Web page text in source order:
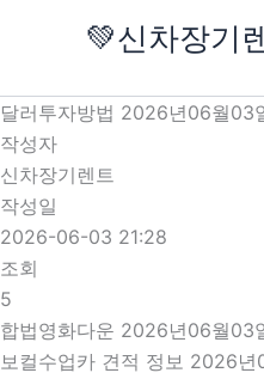
로
건
너
뛰
기
💚신차장기
달러투자방법 2026년06월03
작성자
신차장기렌트
작성일
2026-06-03 21:28
조회
5
합법영화다운 2026년06월03
보컬수업카 견적 정보 2026